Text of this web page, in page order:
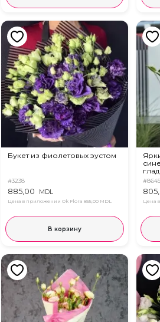
Букет из фиолетовых эустом
#3238
885,00 MDL
Цена в приложении Ok Flora 855,00 MDL
В корзину
#8645
Цена